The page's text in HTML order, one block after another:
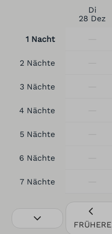
Di
28 Dez
1 Nacht
2 Nächte
3 Nächte
4 Nächte
5 Nächte
6 Nächte
7 Nächte
FRÜHERE